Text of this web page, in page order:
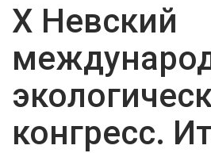
X Невский
конгресс.